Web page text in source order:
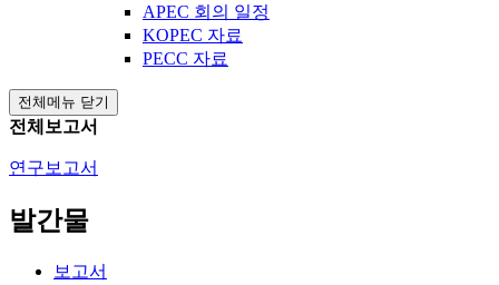
APEC 회의 일정
KOPEC 자료
PECC 자료
전체메뉴 닫기
전체보고서
연구보고서
발간물
보고서